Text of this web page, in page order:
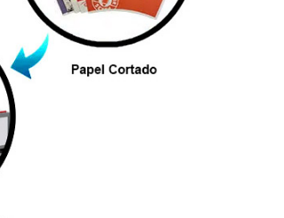
material e modelo de